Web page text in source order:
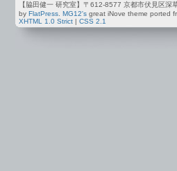
【脇田健一 研究室】〒612-8577 京都市伏見区
by FlatPress. MG12's great iNove theme ported
XHTML 1.0 Strict
CSS 2.1